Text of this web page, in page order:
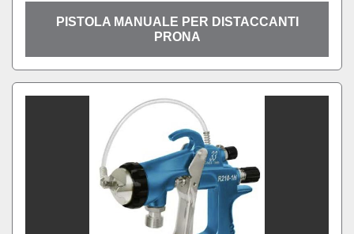
PISTOLA MANUALE PER DISTACCANTI
PRONA